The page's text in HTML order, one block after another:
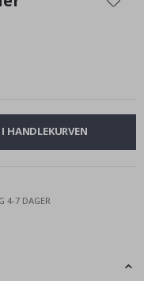
HANDLEKURVEN
4-7 DAGER